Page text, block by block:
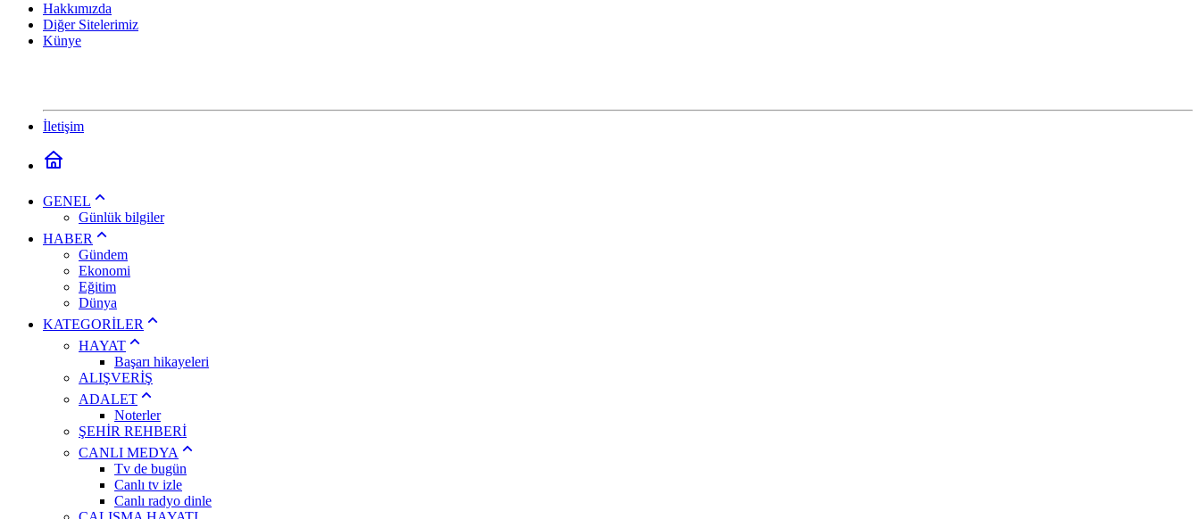
Hakkımızda
Diğer Sitelerimiz
Künye
İletişim
GENEL
Günlük bilgiler
HABER
Gündem
Ekonomi
Eğitim
Dünya
KATEGORİLER
HAYAT
Başarı hikayeleri
ALIŞVERİŞ
ADALET
Noterler
ŞEHİR REHBERİ
CANLI MEDYA
Tv de bugün
Canlı tv izle
Canlı radyo dinle